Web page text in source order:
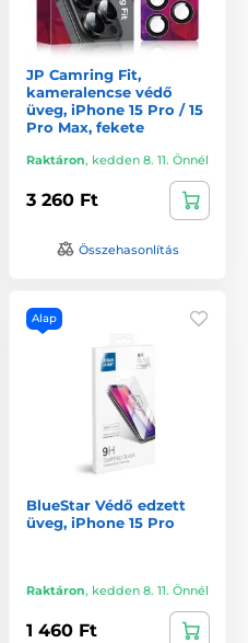
JP Camring Fit,
kameralencse védő
üveg, iPhone 15 Pro / 15
Pro Max, fekete
Raktáron, kedden 8. 11. Önnél
3 260 Ft
Összehasonlítás
Alap
BlueStar Védő edzett
üveg, iPhone 15 Pro
Raktáron, kedden 8. 11. Önnél
1 460 Ft